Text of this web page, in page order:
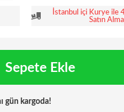
İstanbul içi Kurye ile
Satın
Sepete Ekle
gün kargoda!